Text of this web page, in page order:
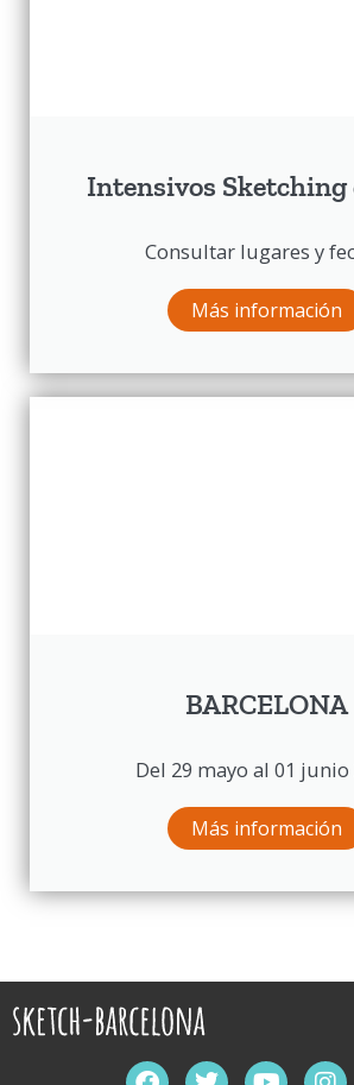
Intensivos Sketching
Consultar lugares y
Más información
BARCELONA
Del 29 mayo al 01 junio
Más información
F T Y I